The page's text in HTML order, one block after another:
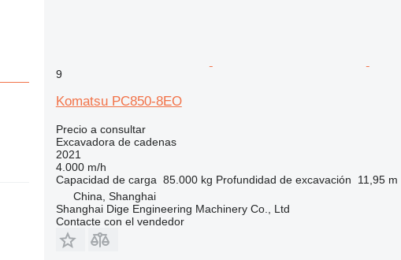
9
Komatsu PC850-8EO
Precio a consultar
Excavadora de cadenas
2021
4.000 m/h
Capacidad de carga 85.000 kg Profundidad de excavación 11,95 m
China, Shanghai
Shanghai Dige Engineering Machinery Co., Ltd
Contacte con el vendedor